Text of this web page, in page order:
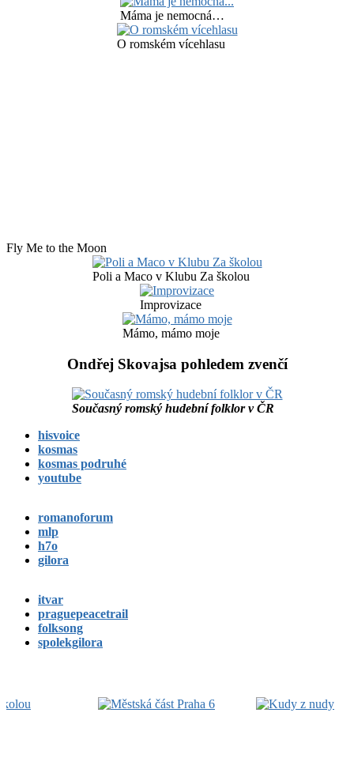
Máma je nemocná…
O romském vícehlasu
Fly Me to the Moon
Poli a Maco v Klubu Za školou
Improvizace
Mámo, mámo moje
Ondřej Skovajsa pohledem zvenčí
Současný romský hudební folklor v ČR
hisvoice
kosmas
kosmas podruhé
youtube
romanoforum
mlp
h7o
gilora
itvar
praguepeacetrail
folksong
spolekgilora
Footer